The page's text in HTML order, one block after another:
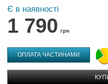
Є в наявності
1 790 грн
ОПЛАТА ЧАСТИНАМИ